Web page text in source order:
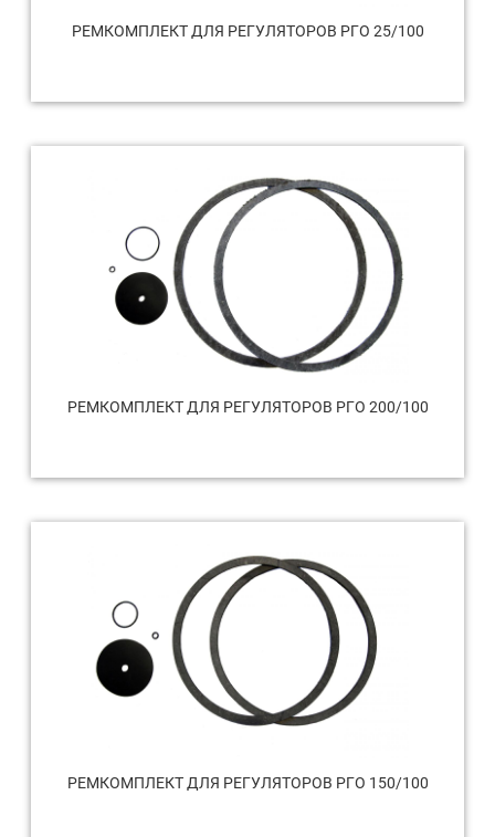
РЕМКОМПЛЕКТ ДЛЯ РЕГУЛЯТОРОВ РГО 25/100
РЕМКОМПЛЕКТ ДЛЯ РЕГУЛЯТОРОВ РГО 200/100
РЕМКОМПЛЕКТ ДЛЯ РЕГУЛЯТОРОВ РГО 150/100